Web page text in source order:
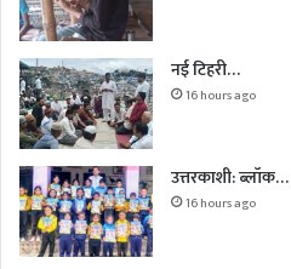
नई टिहरी…
16 hours ago
उत्तरकाशी: ब्लॉक…
16 hours ago